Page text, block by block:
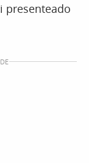
presenteado